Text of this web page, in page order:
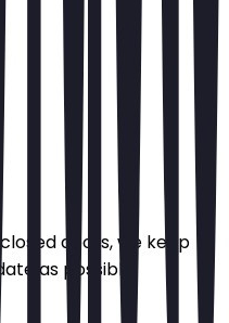
doors, we keep
as possible.